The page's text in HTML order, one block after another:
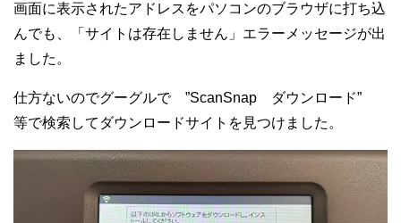
画面に表示されたアドレスをパソコンのブラウザに打ち込
んでも、「サイトは存在しません」エラーメッセージが出
ました。
仕方ないのでグーグルで ”ScanSnap ダウンロード”
等で検索してダウンロードサイトを見つけました。